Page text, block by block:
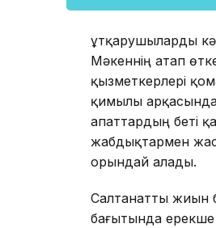
Құтқарушыларды
Мәкеннің атап
қызметкерлері
қимылы
апаттардың беті
жабдықтармен
орындай алады.
Салтанатты жиын
бағытында ерекше